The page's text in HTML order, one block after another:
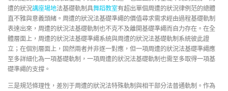
遭的狀況講座場地法基礎軌制具舞蹈教室有超出單個周遭的狀況律例范的總體
直不雅與意義頭緒。周遭的狀況法基礎準繩的價值尋求需求經由過程基礎軌制
表達出來，周遭的狀況法基礎軌制也不克不及離開基礎準繩而自力存在。在全
體層面上，周遭的狀況法基礎準繩系統與周遭的狀況法基礎軌制系統彼此證
立；在個別層面上，固然兩者并非逐一對應，但一項周遭的狀況法基礎準繩應
至多詳細化為一項基礎軌制，一項周遭的狀況法基礎軌制也需至多取得一項基
礎準繩的支撐。
三是規范條理性，差別于周遭的狀況法特殊軌制與相干部分法普通軌制。作為